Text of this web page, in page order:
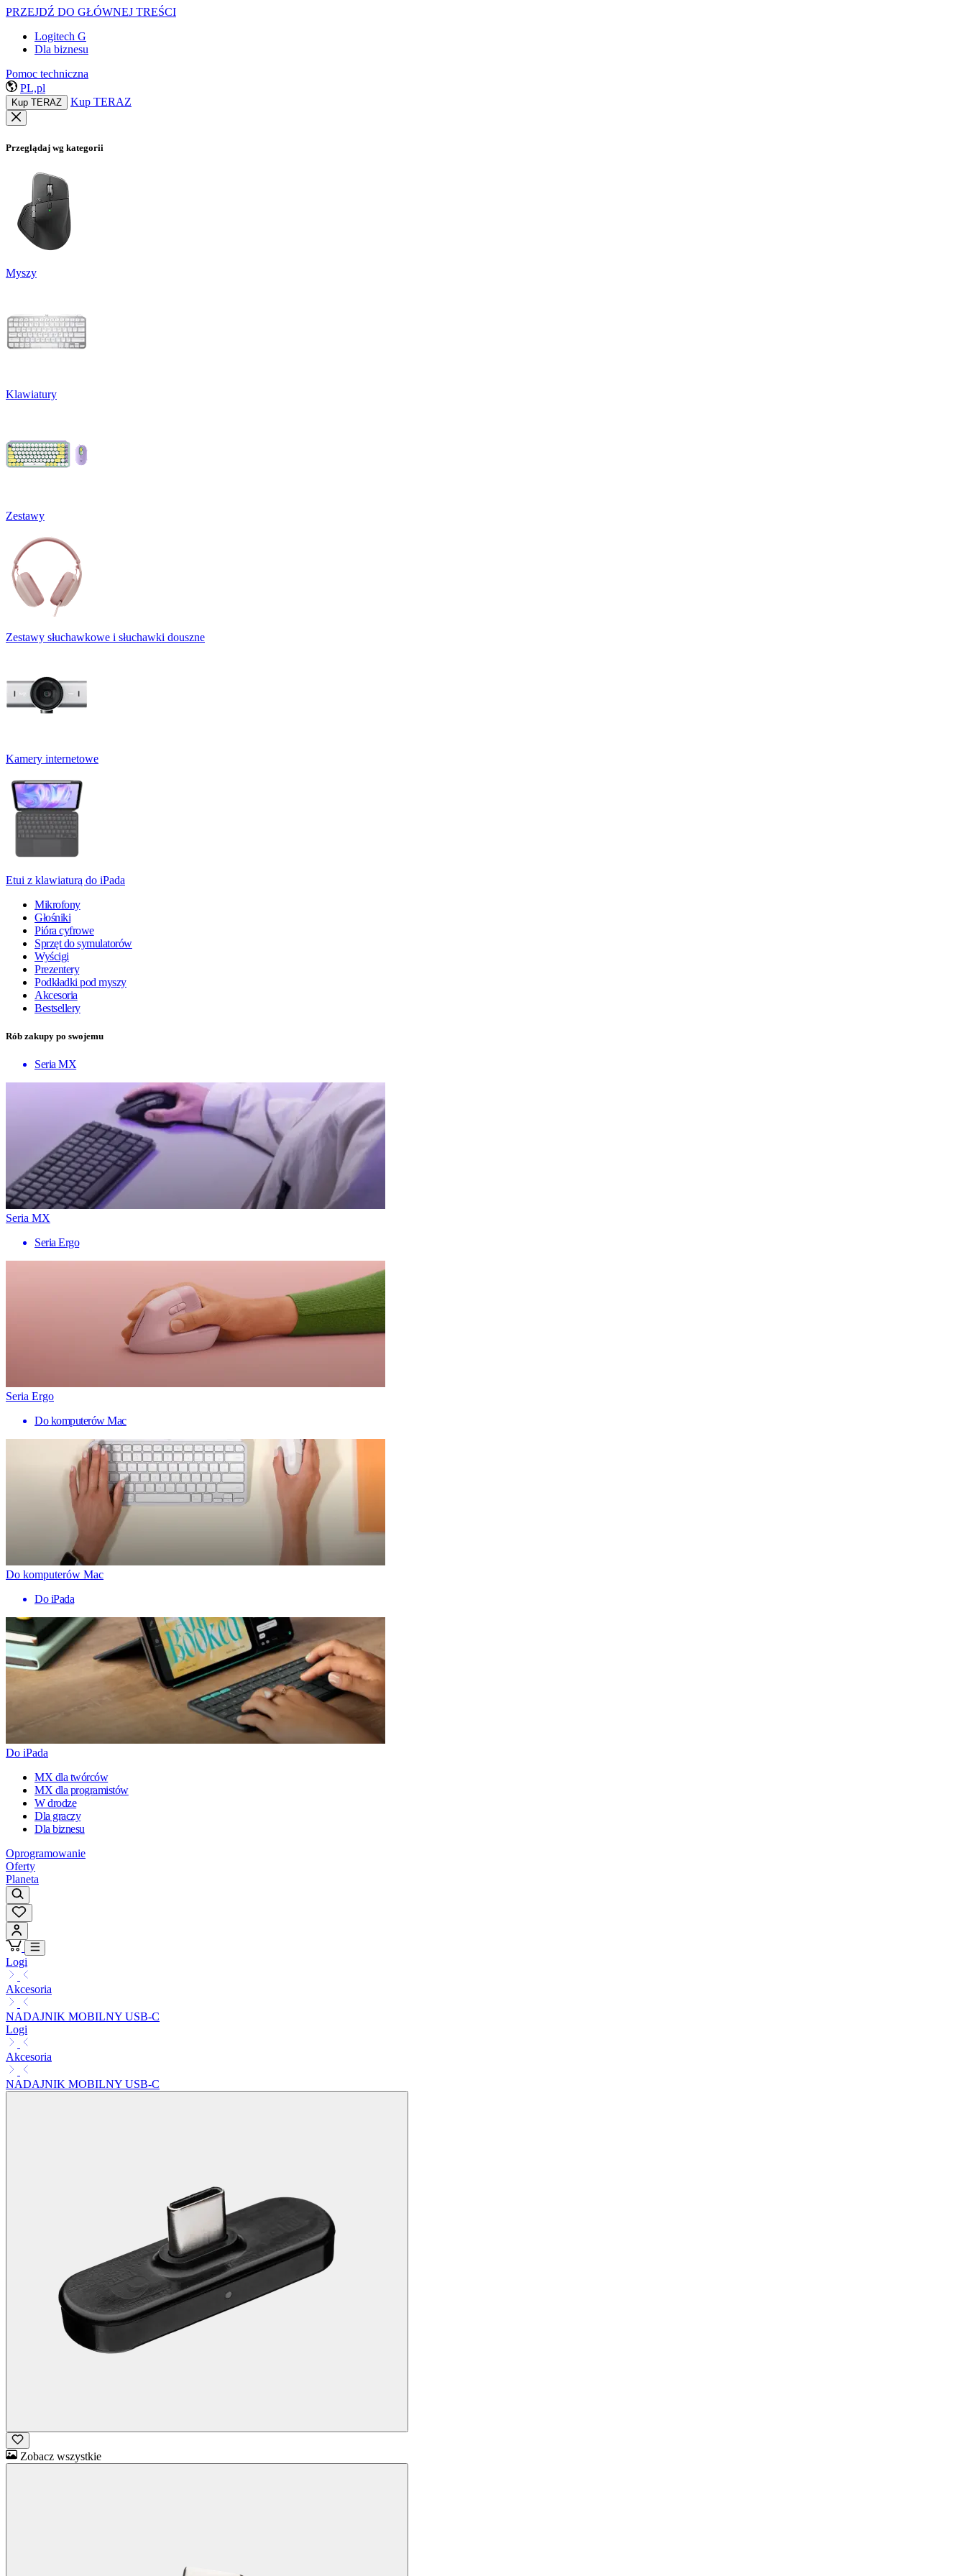
PRZEJDŹ DO GŁÓWNEJ TREŚCI
Logitech G
Dla biznesu
Pomoc techniczna
PL,pl
Kup TERAZ Kup TERAZ
Przeglądaj wg kategorii
Myszy
Klawiatury
Zestawy
Zestawy słuchawkowe i słuchawki douszne
Kamery internetowe
Etui z klawiaturą do iPada
Mikrofony
Głośniki
Pióra cyfrowe
Sprzęt do symulatorów
Wyścigi
Prezentery
Podkładki pod myszy
Akcesoria
Bestsellery
Rób zakupy po swojemu
Seria MX
Seria MX
Seria Ergo
Seria Ergo
Do komputerów Mac
Do komputerów Mac
Do iPada
Do iPada
MX dla twórców
MX dla programistów
W drodze
Dla graczy
Dla biznesu
Oprogramowanie
Oferty
Planeta
Logi
Akcesoria
NADAJNIK MOBILNY USB-C
Logi
Akcesoria
NADAJNIK MOBILNY USB-C
Zobacz wszystkie